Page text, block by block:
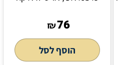
₪76
הוסף לסל